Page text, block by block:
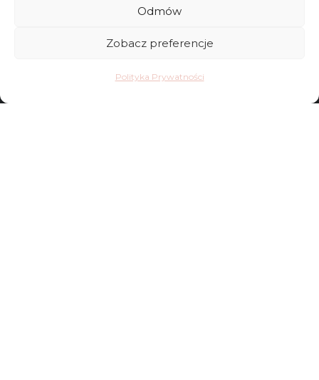
Odmów
Zobacz preferencje
Polityka Prywatności
FAQ